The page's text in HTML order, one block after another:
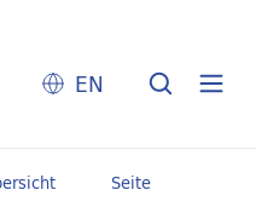
EN
Seite